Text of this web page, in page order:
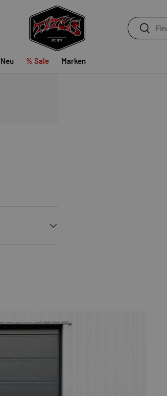
Suchen
Suchen
Neu % Sale Marken